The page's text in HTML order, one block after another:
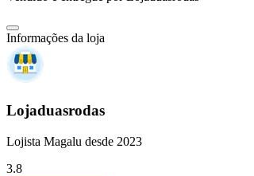
Informações da loja
Lojaduasrodas
Lojista Magalu desde 2023
3.8